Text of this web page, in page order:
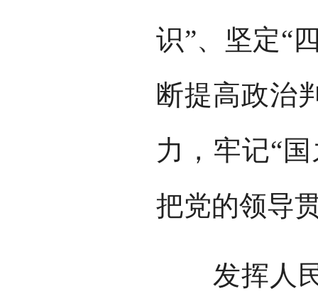
识”、坚定“
断提高政治
力，牢记“
把党的领导
发挥人民